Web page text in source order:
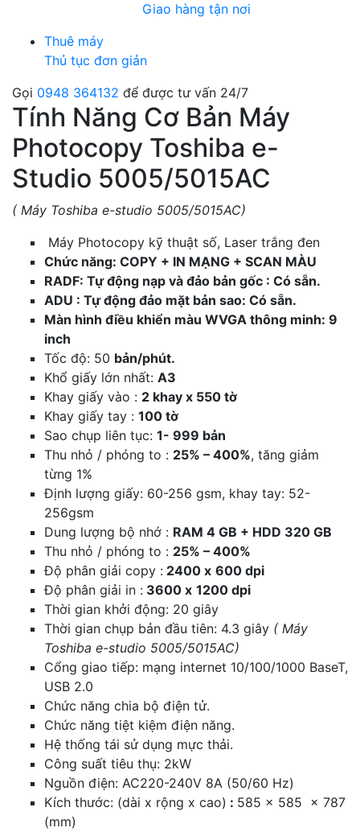
Giao hàng tận nơi
Thuê máy
Thủ tục đơn giản
Gọi 0948 364132 để được tư vấn 24/7
Tính Năng Cơ Bản Máy
Photocopy Toshiba e-
Studio 5005/5015AC
( Máy Toshiba e-studio 5005/5015AC)
Máy Photocopy kỹ thuật số, Laser trắng đen
Chức năng: COPY + IN MẠNG + SCAN MÀU
RADF: Tự động nạp và đảo bản gốc : Có sẵn.
ADU : Tự động đảo mặt bản sao: Có sẵn.
Màn hình điều khiển màu WVGA thông minh: 9
inch
Tốc độ: 50 bản/phút.
Khổ giấy lớn nhất: A3
Khay giấy vào : 2 khay x 550 tờ
Khay giấy tay : 100 tờ
Sao chụp liên tục: 1- 999 bản
Thu nhỏ / phóng to : 25% – 400%, tăng giảm
từng 1%
Định lượng giấy: 60-256 gsm, khay tay: 52-
256gsm
Dung lượng bộ nhớ : RAM 4 GB + HDD 320 GB
Thu nhỏ / phóng to : 25% – 400%
Độ phân giải copy : 2400 x 600 dpi
Độ phân giải in : 3600 x 1200 dpi
Thời gian khởi động: 20 giây
Thời gian chụp bản đầu tiên: 4.3 giây ( Máy
Toshiba e-studio 5005/5015AC)
Cổng giao tiếp: mạng internet 10/100/1000 BaseT,
USB 2.0
Chức năng chia bộ điện tử.
Chức năng tiệt kiệm điện năng.
Hệ thống tái sử dụng mực thải.
Công suất tiêu thụ: 2kW
Nguồn điện: AC220-240V 8A (50/60 Hz)
Kích thước: (dài x rộng x cao) : 585 x 585 x 787
(mm)